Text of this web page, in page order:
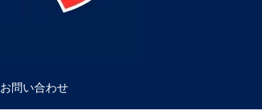
お問い合わせ